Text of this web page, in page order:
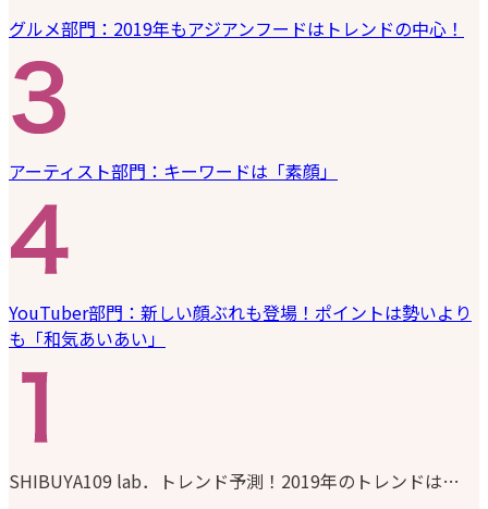
グルメ部門：2019年もアジアンフードはトレンドの中心！
アーティスト部門：キーワードは「素顔」
YouTuber部門：新しい顔ぶれも登場！ポイントは勢いより
も「和気あいあい」
SHIBUYA109 lab．トレンド予測！2019年のトレンドは…